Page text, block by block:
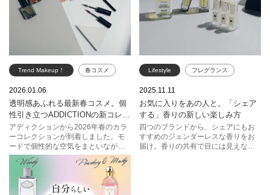
Trend Makeup！ 春コスメ
ADDICTION
リップ ネイル
2026.01.06
透明感あふれる最新春コスメ。個
性引き立つADDICTIONの新コレク
ション。
アディクションから2026年春のカラ
ーコレクションが到着しました。モ
ードで個性的な空気をまといなが
ら、日常でも使いやすい絶妙な発色
と質感。色々組み合わせて自分らし
く楽しめそう。アイシャドウをはじ
めとする目元アイテムからリップ、
Lifestyle フレグランス
THREE
ジョー マローン ロンドン
イヴ・サンローラン・ボーテ
マティエール プルミエール
2025.11.11
お気に入りをあの人と。「シェア
する」香りの新しい楽しみ方
四つのブランドから、シェアにもお
すすめのジェンダーレスな香りをお
届け。香りの共有で目には見えない